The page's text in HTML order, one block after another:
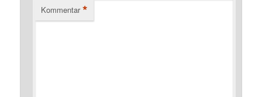
Kommentar *